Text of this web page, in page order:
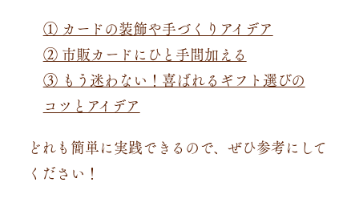
① カードの装飾や手づくりアイデア
② 市販カードにひと手間加える
③ もう迷わない！喜ばれるギフト選びの
コツとアイデア
どれも簡単に実践できるので、ぜひ参考にして
ください！